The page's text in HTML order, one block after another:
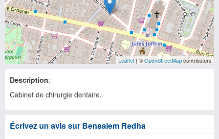
Leaflet| ©OpenStreetMapcontributors
Description:
Cabinet de chirurgie dentaire.
Écrivez un avis sur Bensalem Redha